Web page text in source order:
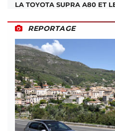
LA TOYOTA SUPRA A80 ET
REPORTAGE